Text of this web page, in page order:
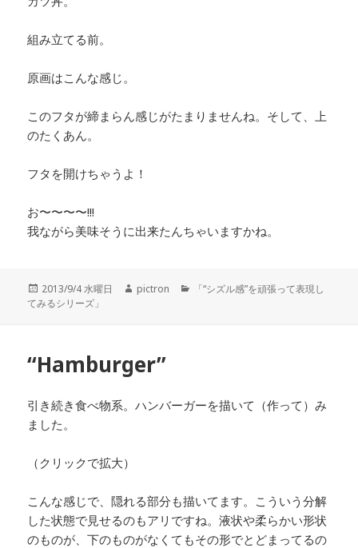
組み立てる前。
原画はこんな感じ。
このフタが締まらん感じがたまりませんね。そして、上
のたくあん。
フタを開けちゃうよ！
お〜〜〜〜!!!
我ながら美味そうに出来たんちゃいますかね。
投
稿
2013/9/4 水曜日
作
pictron
カ
「“シズル感”を頑張って表現し
てみるシリーズ」
“Hamburger”
引き続き食べ物系。ハンバーガーを描いて（作って）み
ました。
（クリックで拡大）
こんな感じで、隠れる部分も描いてます。こういう分解
した状態で見せるのもアリですね。液状や柔らかい形状
のものが、下のものがなくてもその形でとどまってるの